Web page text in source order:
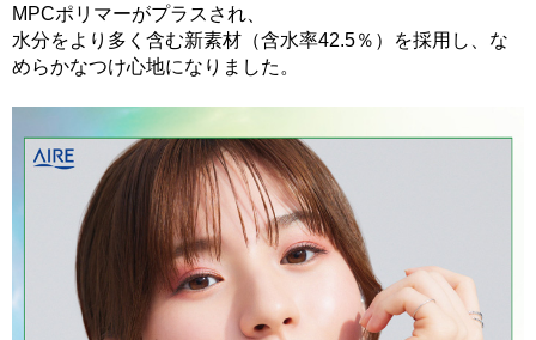
MPCポリマーがプラスされ、
水分をより多く含む新素材（含水率42.5％）を採用し、な
めらかなつけ心地になりました。